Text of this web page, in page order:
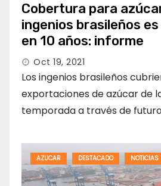
Cobertura para
ingenios brasileños
en 10 años: informe
Oct 19, 2021
Los ingenios brasileños
exportaciones de azúcar de
temporada a través de
AZUCAR DESTACADO NOTICIAS